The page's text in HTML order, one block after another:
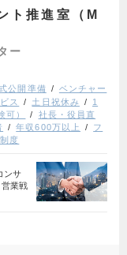
ト推進室（M
ー
公開準備
ベンチャー
ス 土日祝休み
1
可）
社長・役員直
年収600万以上
フ
度
ンサ
業戦